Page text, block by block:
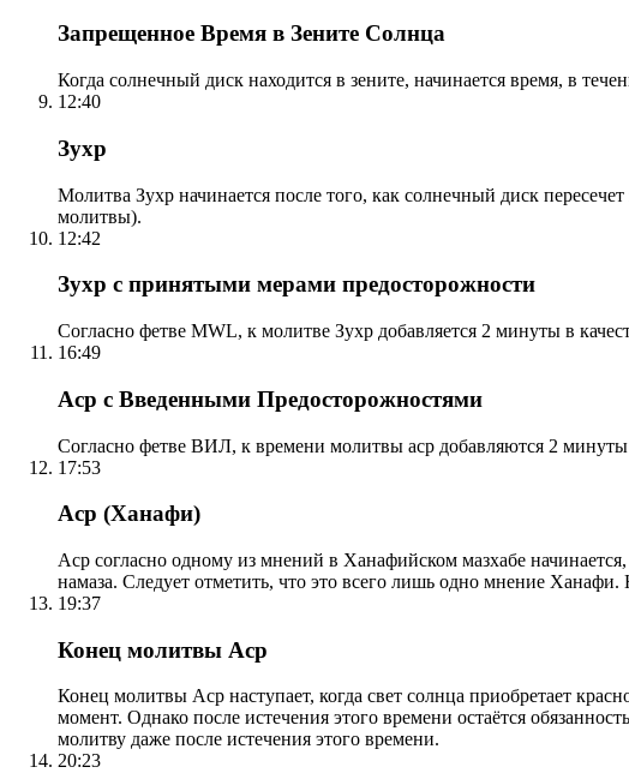
Запрещенное Время в Зените Солнца
Когда солнечный диск находится в зените, начинается время, в
12:40
Зухр
Молитва Зухр начинается после того, как солнечный диск
молитвы).
12:42
Зухр с принятыми мерами предосторожности
Согласно фетве MWL, к молитве Зухр добавляется 2 минуты в
16:49
Аср с Введенными Предосторожностями
Согласно фетве ВИЛ, к времени молитвы аср добавляются 2 минуты
17:53
Аср (Ханафи)
Аср согласно одному из мнений в Ханафийском мазхабе
намаза. Следует отметить, что это всего лишь одно мнение
19:37
Конец молитвы Аср
Конец молитвы Аср наступает, когда свет солнца приобретает
момент. Однако после истечения этого времени остаётся
молитву даже после истечения этого времени.
20:23